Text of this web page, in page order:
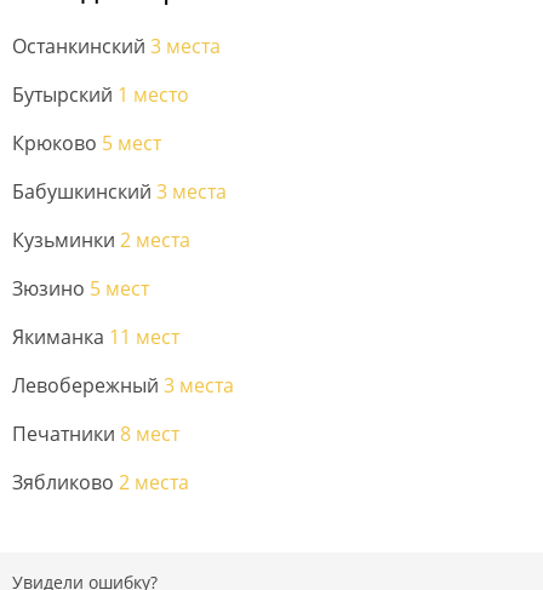
Останкинский 3 места
Бутырский 1 место
Крюково 5 мест
Бабушкинский 3 места
Кузьминки 2 места
Зюзино 5 мест
Якиманка 11 мест
Левобережный 3 места
Печатники 8 мест
Зябликово 2 места
Увидели ошибку?